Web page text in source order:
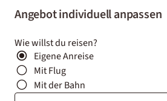
Angebot individuell anpassen
Wie willst du reisen?
Eigene Anreise
Mit Flug
Mit der Bahn